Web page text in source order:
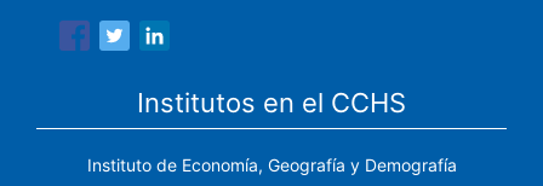
Institutos en el CCHS
Instituto de Economía, Geografía y Demografía